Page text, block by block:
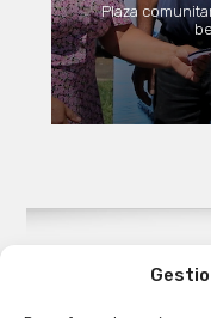
Plaza